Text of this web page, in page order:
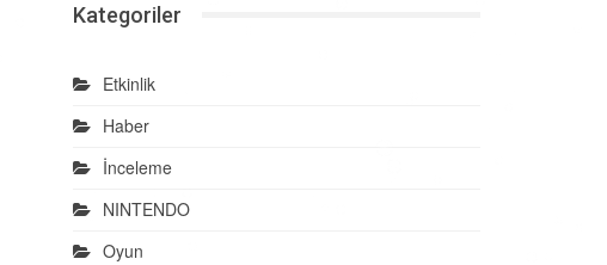
Kategoriler
Etkinlik
Haber
İnceleme
NINTENDO
Oyun